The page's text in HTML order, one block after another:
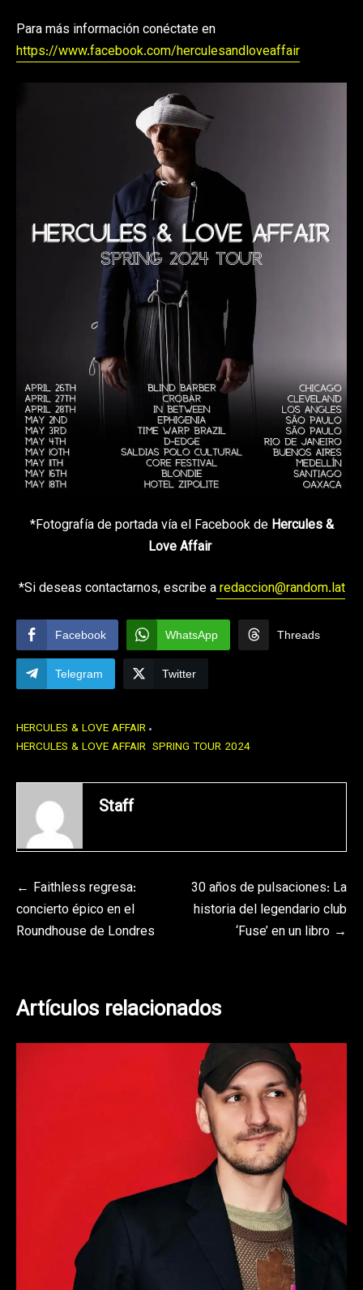
Para más información conéctate en
https://www.facebook.com/herculesandloveaffair
*Fotografía de portada vía el Facebook de Hercules &
Love Affair
*Si deseas contactarnos, escribe aredaccion@random.lat
Facebook WhatsApp Threads
Telegram Twitter
HERCULES & LOVE AFFAIR
HERCULES & LOVE AFFAIR SPRING TOUR 2024
Staff
Navegación
de
Faithless regresa:
concierto épico en el
Roundhouse de Londres
30 años de pulsaciones: La
historia del legendario club
‘Fuse’ en un libro
Artículos relacionados